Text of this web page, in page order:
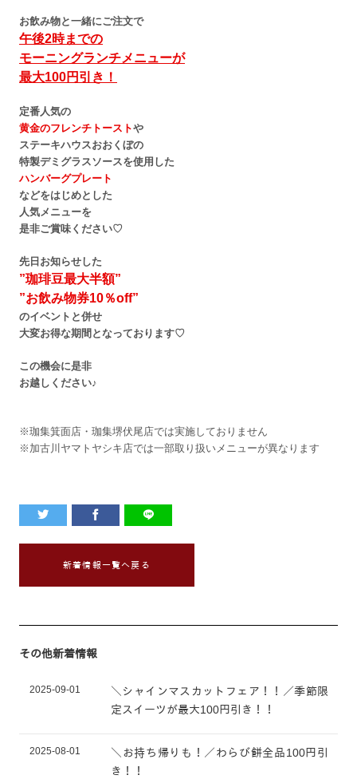
お飲み物と一緒にご注文で
午後2時までの
モーニングランチメニューが
最大100円引き！
定番人気の
黄金のフレンチトーストや
ステーキハウスおおくぼの
特製デミグラスソースを使用した
ハンバーグプレート
などをはじめとした
人気メニューを
是非ご賞味ください♡
先日お知らせした
”珈琲豆最大半額”
”お飲み物券10％off”
のイベントと併せ
大変お得な期間となっております♡
この機会に是非
お越しください♪
※珈集箕面店・珈集堺伏尾店では実施しておりません
※加古川ヤマトヤシキ店では一部取り扱いメニューが異なります
新着情報一覧へ戻る
その他新着情報
2025-09-01
＼シャインマスカットフェア！！／季節限
定スイーツが最大100円引き！！
2025-08-01
＼お持ち帰りも！／わらび餅全品100円引
き！！